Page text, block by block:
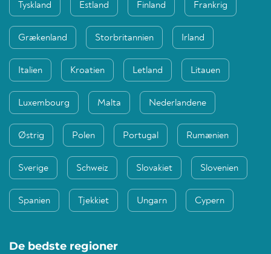
Tyskland Estland Finland Frankrig
Grækenland Storbritannien Irland
Italien Kroatien Letland Litauen
Luxembourg Malta Nederlandene
Østrig Polen Portugal Rumænien
Sverige Schweiz Slovakiet Slovenien
Spanien Tjekkiet Ungarn Cypern
De bedste regioner